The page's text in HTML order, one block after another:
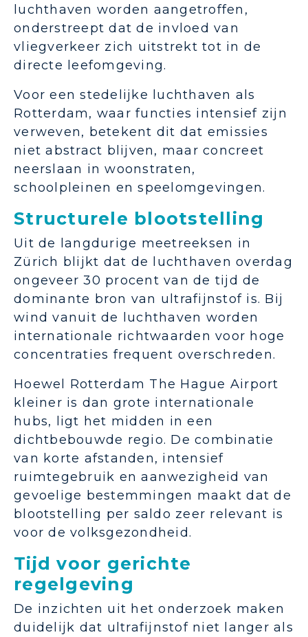
luchthaven worden aangetroffen,
onderstreept dat de invloed van
vliegverkeer zich uitstrekt tot in de
directe leefomgeving.
Voor een stedelijke luchthaven als
Rotterdam, waar functies intensief zijn
verweven, betekent dit dat emissies
niet abstract blijven, maar concreet
neerslaan in woonstraten,
schoolpleinen en speelomgevingen.
Structurele blootstelling
Uit de langdurige meetreeksen in
Zürich blijkt dat de luchthaven overdag
ongeveer 30 procent van de tijd de
dominante bron van ultrafijnstof is. Bij
wind vanuit de luchthaven worden
internationale richtwaarden voor hoge
concentraties frequent overschreden.
Hoewel Rotterdam The Hague Airport
kleiner is dan grote internationale
hubs, ligt het midden in een
dichtbebouwde regio. De combinatie
van korte afstanden, intensief
ruimtegebruik en aanwezigheid van
gevoelige bestemmingen maakt dat de
blootstelling per saldo zeer relevant is
voor de volksgezondheid.
Tijd voor gerichte
regelgeving
De inzichten uit het onderzoek maken
duidelijk dat ultrafijnstof niet langer als